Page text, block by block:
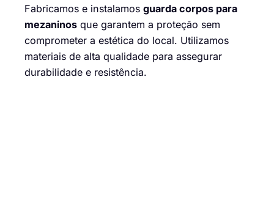
Fabricamos e instalamos guarda corpos para
mezaninos que garantem a proteção sem
comprometer a estética do local. Utilizamos
materiais de alta qualidade para assegurar
durabilidade e resistência.